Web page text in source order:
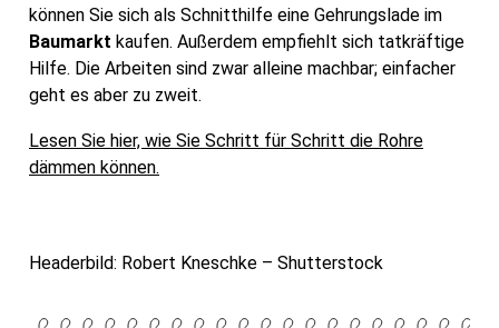
können Sie sich als Schnitthilfe eine Gehrungslade im
Baumarkt kaufen. Außerdem empfiehlt sich tatkräftige
Hilfe. Die Arbeiten sind zwar alleine machbar; einfacher
geht es aber zu zweit.
Lesen Sie hier, wie Sie Schritt für Schritt die Rohre
dämmen können.
Headerbild: Robert Kneschke – Shutterstock